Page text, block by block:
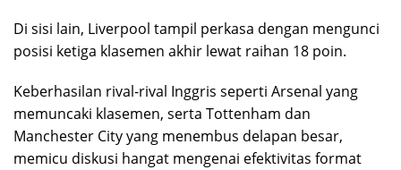
​Di sisi lain, Liverpool tampil perkasa dengan mengunci
posisi ketiga klasemen akhir lewat raihan 18 poin.
Keberhasilan rival-rival Inggris seperti Arsenal yang
memuncaki klasemen, serta Tottenham dan
Manchester City yang menembus delapan besar,
memicu diskusi hangat mengenai efektivitas format